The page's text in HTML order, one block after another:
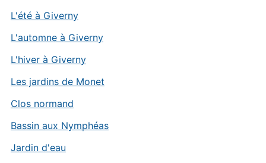
L'été à Giverny
L'automne à Giverny
L'hiver à Giverny
Les jardins de Monet
Clos normand
Bassin aux Nymphéas
Jardin d'eau